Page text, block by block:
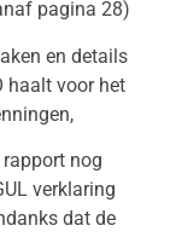
pagina 28)
en details
haalt voor het
nog
verklaring
dat de